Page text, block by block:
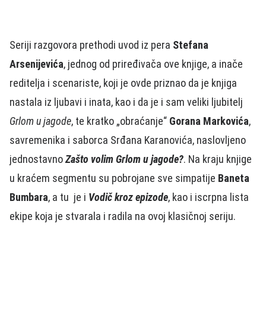
Seriji razgovora prethodi uvod iz pera Stefana
Arsenijevića, jednog od priređivača ove knjige, a inače
reditelja i scenariste, koji je ovde priznao da je knjiga
nastala iz ljubavi i inata, kao i da je i sam veliki ljubitelj
Grlom u jagode, te kratko „obraćanje“ Gorana Markovića,
savremenika i saborca Srđana Karanovića, naslovljeno
jednostavnoZašto volim Grlom u jagode?. Na kraju knjige
u kraćem segmentu su pobrojane sve simpatije Baneta
Bumbara, a tu je i Vodič kroz epizode, kao i iscrpna lista
ekipe koja je stvarala i radila na ovoj klasičnoj seriju.